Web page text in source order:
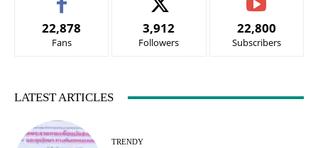
22,878
Fans
3,912
Followers
22,800
Subscribers
LATEST ARTICLES
TRENDY